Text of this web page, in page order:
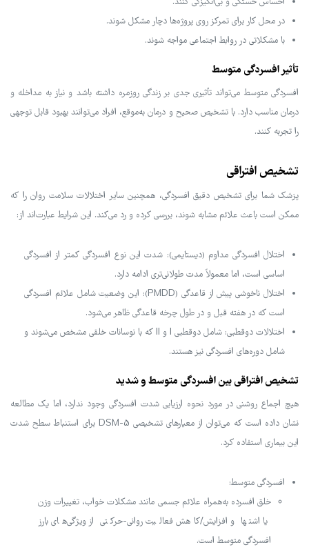
در محل کار برای تمرکز روی پروژه‌ها دچار مشکل شوند.
با مشکلاتی در روابط اجتماعی مواجه شوند.
تأثیر افسردگی متوسط
افسردگی متوسط می‌تواند تأثیری جدی بر زندگی روزمره داشته باشد و نیاز به مداخله و
درمان مناسب دارد. با تشخیص صحیح و درمان به‌موقع، افراد می‌توانند بهبود قابل توجهی
را تجربه کنند.
تشخیص افتراقی
پزشک شما برای تشخیص دقیق افسردگی، همچنین سایر اختلالات سلامت روان را که
ممکن است باعث علائم مشابه شوند، بررسی کرده و رد می‌کند. این شرایط عبارت‌اند از:
اختلال افسردگی مداوم (دیستایمی): شدت این نوع افسردگی کمتر از افسردگی
اساسی است، اما معمولاً مدت طولانی‌تری ادامه دارد.
اختلال ناخوشی پیش از قاعدگی (PMDD): این وضعیت شامل علائم افسردگی
است که در هفته قبل و در طول چرخه قاعدگی ظاهر می‌شود.
اختلالات دوقطبی: شامل دوقطبی I و II که با نوسانات خلقی مشخص می‌شوند و
شامل دوره‌های افسردگی نیز هستند.
تشخیص افتراقی بین افسردگی متوسط و شدید
هیچ اجماع روشنی در مورد نحوه ارزیابی شدت افسردگی وجود ندارد، اما یک مطالعه
نشان داده است که می‌توان از معیارهای تشخیصی DSM-5 برای استنباط سطح شدت
این بیماری استفاده کرد.
افسردگی متوسط:
خلق افسرده به‌همراه علائم جسمی مانند مشکلات خواب، تغییرات وزن
یا اشتها و افزایش/کاهش فعالیت روانی-حرکتی از ویژگی‌های بارز
افسردگی متوسط است.